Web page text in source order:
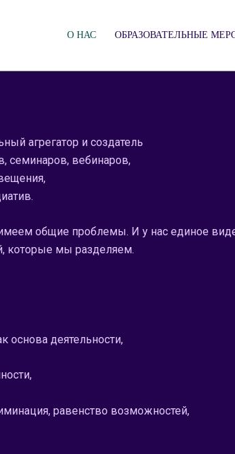
О НАС ОБРАЗОВАТЕЛЬНЫЕ
агрегатор и создатель
семинаров, вебинаров,
общие проблемы. И у нас единое
которые мы разделяем.
основа деятельности,
равенство возможностей,